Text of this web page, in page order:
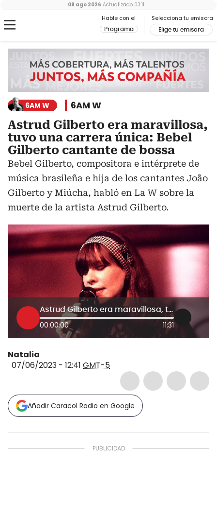
Hable con el
Programa
Selecciona tu emisora
Elige tu emisora
08 ago 2026 Actualizado 03:11
6AM W 6AM W
Astrud Gilberto era maravillosa,
tuvo una carrera única: Bebel
Gilberto cantante de bossa
Bebel Gilberto, compositora e intérprete de
música brasileña e hija de los cantantes João
Gilberto y Miúcha, habló en La W sobre la
muerte de la artista Astrud Gilberto.
Astrud Gilberto era maravillosa, tuvo una carrera única: Bebel Gilberto, cantante de bossa
00:00:00 11:31
Natalia
07/06/2023 - 12:41 GMT-5
Añadir Caracol Radio en Google